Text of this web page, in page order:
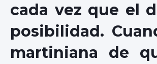
cada vez que el
posibilidad.
martiniana de